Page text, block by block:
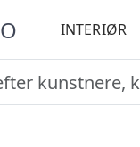
INTERIØR